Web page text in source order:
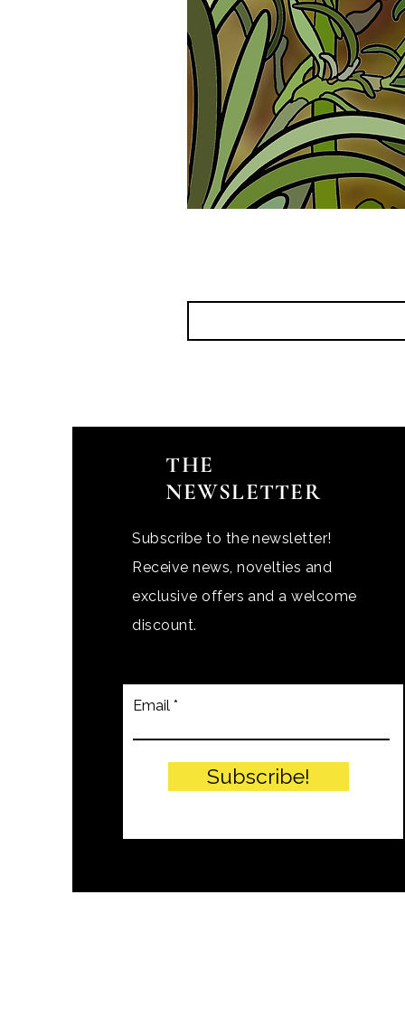
THE
NEWSLETTER
Subscribe to the newsletter!
Receive news, novelties and
exclusive offers and a welcome
discount.
Email
Subscribe!